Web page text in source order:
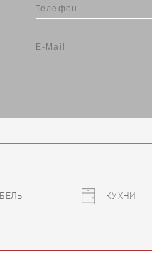
КУХНИ